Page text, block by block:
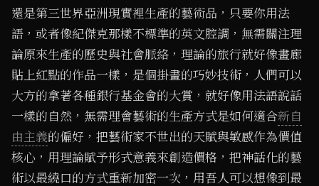
還是第三世界亞洲現實裡生產的藝術品，只要你用法
語，或者像紀傑克那樣不標準的英文腔調，無需關注理
論原來生產的歷史與社會脈絡，理論的旅行就好像畫廊
貼上紅點的作品一樣，是個掛畫的巧妙技術，人們可以
大方的拿著各種銀行基金會的大賞，就好像用法語說話
一樣的自然，無需理會藝術的生產方式是如何適合新自
由主義的偏好，把藝術家不世出的天賦與敏感作為價值
核心，用理論賦予形式意義來創造價格，把神話化的藝
術以最繞口的方式重新加密一次，用吾人可以想像到最